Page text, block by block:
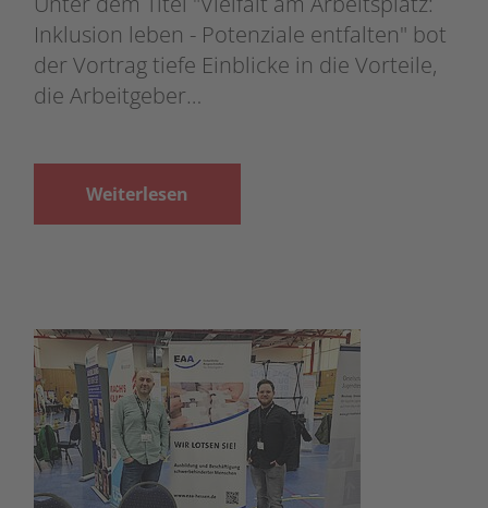
Inklusion leben - Potenziale entfalten" bot
der Vortrag tiefe Einblicke in die Vorteile,
die Arbeitgeber…
Weiterlesen